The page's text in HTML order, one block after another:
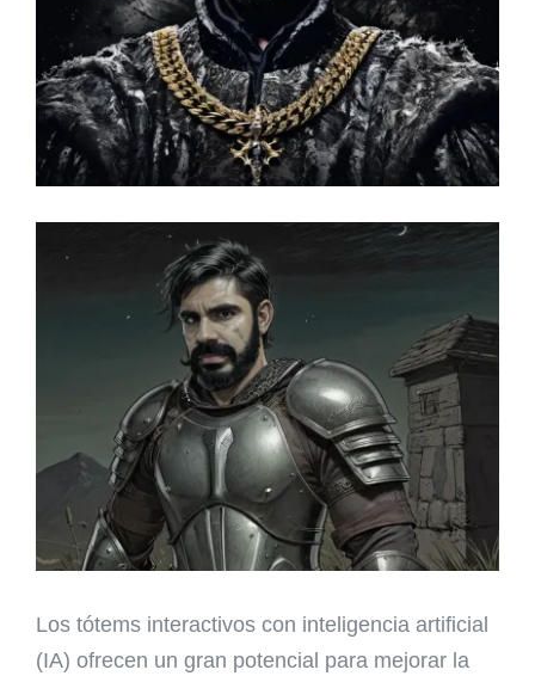
Los tótems interactivos con inteligencia artificial
(IA) ofrecen un gran potencial para mejorar la